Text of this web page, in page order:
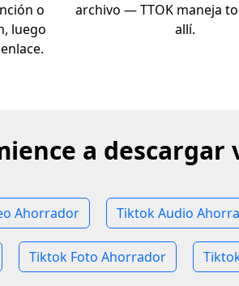
o
luego
archivo — TTOK maneja
allí.
a descargar
Ahorrador Tiktok Audio
Tiktok Foto Ahorrador